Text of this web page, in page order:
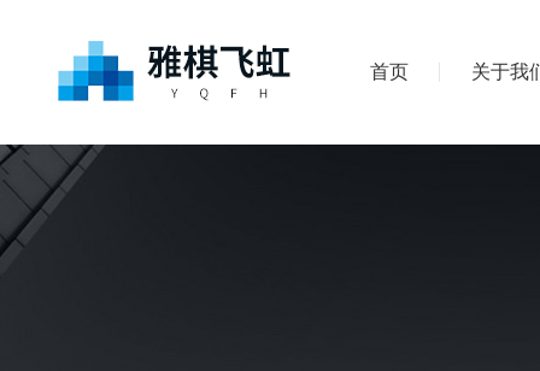
首页 关于我